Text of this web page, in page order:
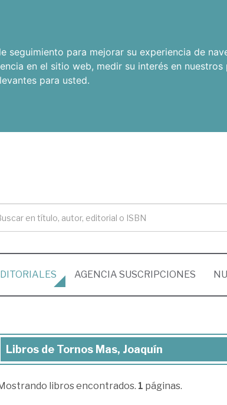
para mejorar su experiencia de
en el sitio web, medir su interés en
para usted.
AGENCIA SUSCRIPCIONES
Libros
Libros de Tornos Mas, Joaquín
libros encontrados. 1 páginas.